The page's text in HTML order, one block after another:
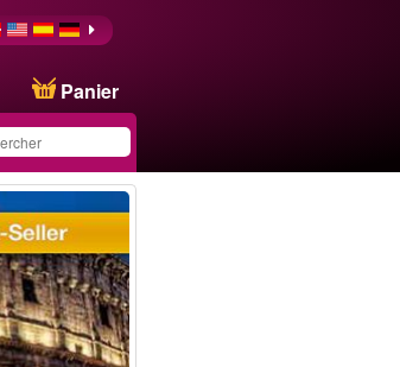
Panier
a été
votre